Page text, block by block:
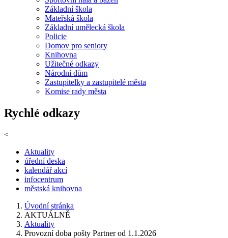
Základní škola
Mateřská škola
Základní umělecká škola
Policie
Domov pro seniory
Knihovna
Užitečné odkazy
Národní dům
Zastupitelky a zastupitelé města
Komise rady města
Rychlé odkazy
<
Aktuality
úřední deska
kalendář akcí
infocentrum
městská knihovna
Úvodní stránka
AKTUÁLNĚ
Aktuality
Provozní doba pošty Partner od 1.1.2026